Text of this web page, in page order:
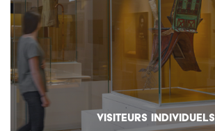
VISITEURS INDIVIDUELS